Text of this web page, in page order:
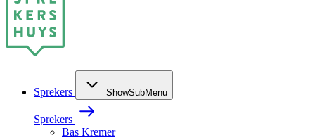
Sprekers ShowSubMenu
Sprekers
Bas Kremer